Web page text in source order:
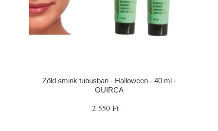
Zöld smink tubusban - Halloween - 40 ml -
GUIRCA
2 550 Ft